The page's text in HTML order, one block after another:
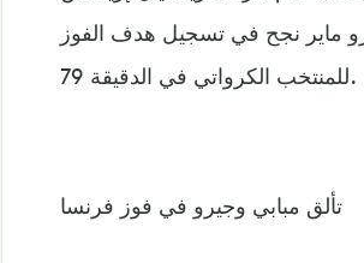
في الدقيقة 77، غير أن لوفرو ماير نجح في تسجيل هدف الفوز
للمنتخب الكرواتي في الدقيقة 79.
تألق مبابي وجيرو في فوز فرنسا